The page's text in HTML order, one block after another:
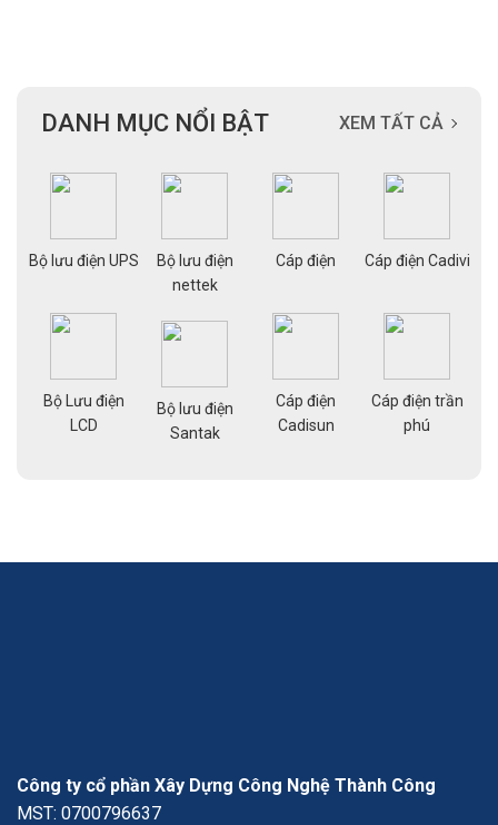
DANH MỤC NỔI BẬT XEM TẤT CẢ
Bộ lưu điện UPS
Bộ Lưu điện
LCD
Bộ lưu điện
nettek
Bộ lưu điện
Santak
Cáp điện
Cáp điện
Cadisun
Cáp điện Cadivi
Cáp điện trần
phú
Công ty cổ phần Xây Dựng Công Nghệ Thành Công
MST: 0700796637